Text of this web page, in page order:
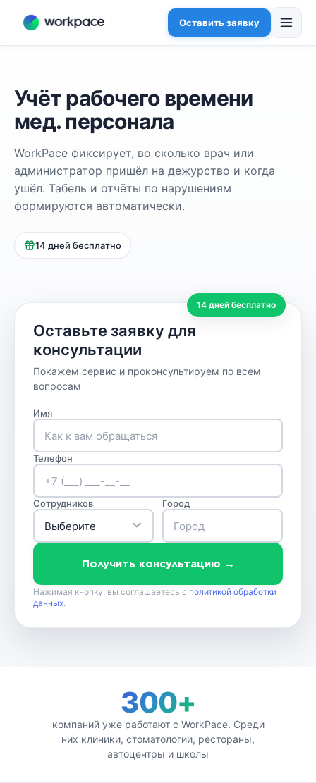
Оставить заявку
Учёт рабочего времени
мед. персонала
WorkPace фиксирует, во сколько врач или
администратор пришёл на дежурство и когда
ушёл. Табель и отчёты по нарушениям
формируются автоматически.
14 дней бесплатно
14 дней бесплатно
Оставьте заявку для
консультации
Покажем сервис и проконсультируем по всем
вопросам
Имя
Телефон
Сотрудников Город
Получить консультацию →
Нажимая кнопку, вы соглашаетесь с политикой обработки
данных.
300+
компаний уже работают с WorkPace. Среди
них клиники, стоматологии, рестораны,
автоцентры и школы